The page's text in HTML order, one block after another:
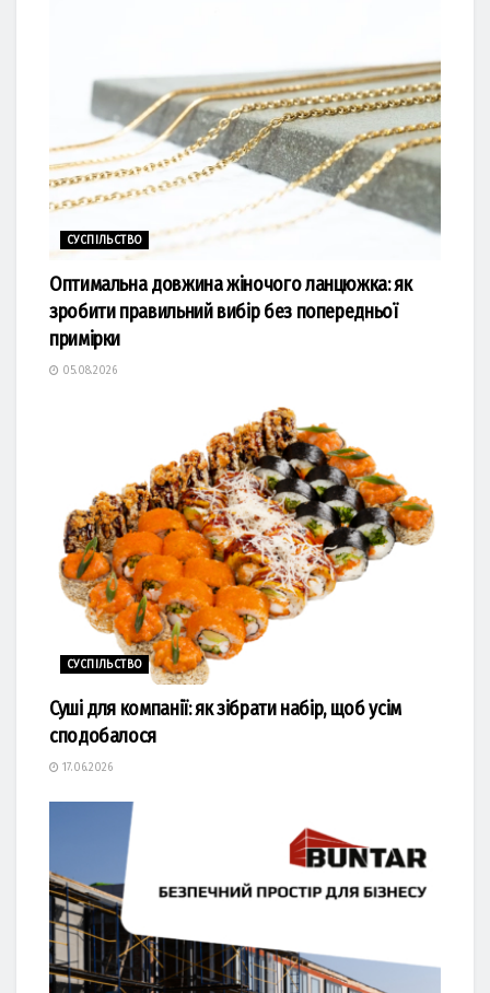
СУСПІЛЬСТВО
Оптимальна довжина жіночого ланцюжка: як
зробити правильний вибір без попередньої
примірки
05.08.2026
СУСПІЛЬСТВО
Суші для компанії: як зібрати набір, щоб усім
сподобалося
17.06.2026